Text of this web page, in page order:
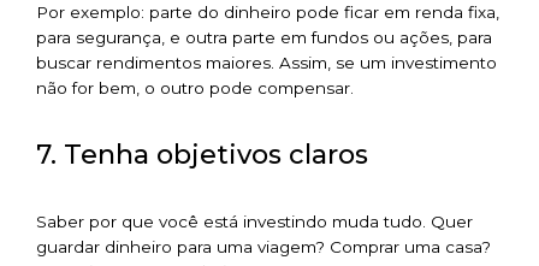
Por exemplo: parte do dinheiro pode ficar em renda fixa,
para segurança, e outra parte em fundos ou ações, para
buscar rendimentos maiores. Assim, se um investimento
não for bem, o outro pode compensar.
7. Tenha objetivos claros
Saber por que você está investindo muda tudo. Quer
guardar dinheiro para uma viagem? Comprar uma casa?